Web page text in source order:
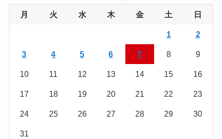
事
月 火 水 木 金 土 日
1 2
3 4 5 6 7 8 9
10 11 12 13 14 15 16
17 18 19 20 21 22 23
24 25 26 27 28 29 30
31